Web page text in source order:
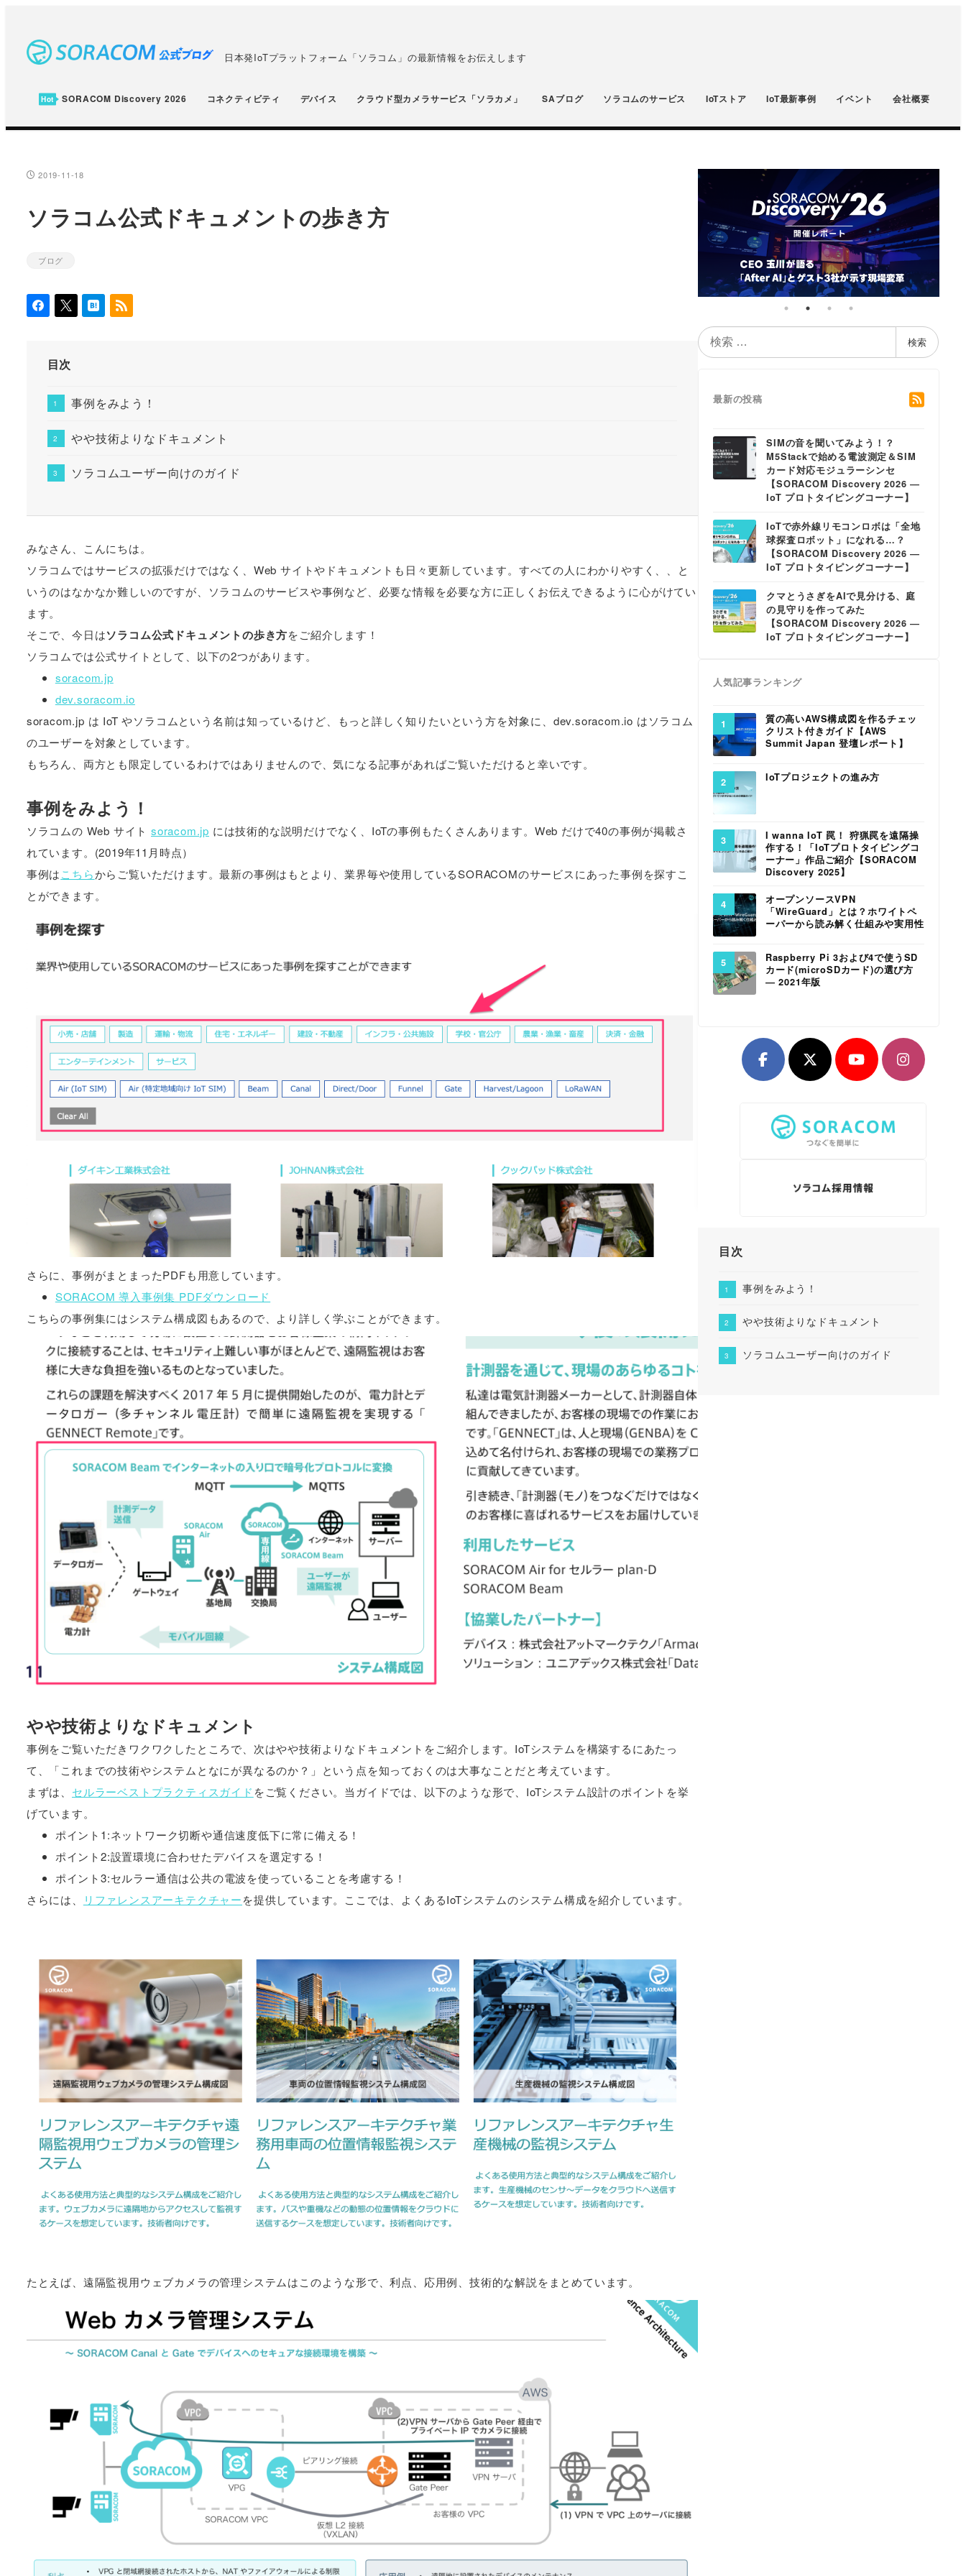
ン
日本発IoTプラットフォーム「ソラコム」の最新情報をお伝えします
SORACOM Discovery 2026 コネクティビティ デバイス クラウド型カメラサービス「ソラカメ」 SAブログ ソラコムのサービス IoTストア IoT最新事例 イベント 会社概要
投稿日
2019-11-18
ソラコム公式ドキュメントの歩き方
カテゴリー
ブログ
目次
事例をみよう！
やや技術よりなドキュメント
ソラコムユーザー向けのガイド
みなさん、こんにちは。
ソラコムではサービスの拡張だけではなく、Web サイトやドキュメントも日々更新しています。すべての人にわかりやすく、、と
いうのはなかなか難しいのですが、ソラコムのサービスや事例など、必要な情報を必要な方に正しくお伝えできるように心がけてい
ます。
そこで、今日はソラコム公式ドキュメントの歩き方をご紹介します！
ソラコムでは公式サイトとして、以下の2つがあります。
soracom.jp
dev.soracom.io
soracom.jp は IoT やソラコムという名前は知っているけど、もっと詳しく知りたいという方を対象に、dev.soracom.io はソラコム
のユーザーを対象としています。
もちろん、両方とも限定しているわけではありませんので、気になる記事があればご覧いただけると幸いです。
事例をみよう！
ソラコムの Web サイト soracom.jp には技術的な説明だけでなく、IoTの事例もたくさんあります。Web だけで40の事例が掲載さ
れています。(2019年11月時点）
事例はこちらからご覧いただけます。最新の事例はもとより、業界毎や使用しているSORACOMのサービスにあった事例を探すこ
とができます。
さらに、事例がまとまったPDFも用意しています。
SORACOM 導入事例集 PDFダウンロード
こちらの事例集にはシステム構成図もあるので、より詳しく学ぶことができます。
やや技術よりなドキュメント
事例をご覧いただきワクワクしたところで、次はやや技術よりなドキュメントをご紹介します。IoTシステムを構築するにあたっ
て、「これまでの技術やシステムとなにが異なるのか？」という点を知っておくのは大事なことだと考えています。
まずは、 セルラーベストプラクティスガイド をご覧ください。当ガイドでは、以下のような形で、IoTシステム設計のポイントを挙
げています。
ポイント1:ネットワーク切断や通信速度低下に常に備える！
ポイント2:設置環境に合わせたデバイスを選定する！
ポイント3:セルラー通信は公共の電波を使っていることを考慮する！
さらには、
リファレンスアーキテクチャーを提供しています。ここでは、よくあるIoTシステムのシステム構成を紹介しています。
たとえば、遠隔監視用ウェブカメラの管理システムはこのような形で、利点、応用例、技術的な解説をまとめています。
検
索
検索
最新の投稿
SIMの音を聞いてみよう！？
M5Stackで始める電波測定＆SIM
カード対応モジュラーシンセ
【SORACOM Discovery 2026 ―
IoT プロトタイピングコーナー】
IoTで赤外線リモコンロボは「全地
球探査ロボット」になれる…？
【SORACOM Discovery 2026 ―
IoT プロトタイピングコーナー】
クマとうさぎをAIで見分ける、庭
の見守りを作ってみた
【SORACOM Discovery 2026 ―
IoT プロトタイピングコーナー】
人気記事ランキング
質の高いAWS構成図を作るチェッ
クリスト付きガイド【AWS
Summit Japan 登壇レポート】
IoTプロジェクトの進み方
I wanna IoT 罠！ 狩猟罠を遠隔操
作する！「IoTプロトタイピングコ
ーナー」作品ご紹介【SORACOM
Discovery 2025】
オープンソースVPN
「WireGuard」とは？ホワイトペ
ーパーから読み解く仕組みや実用性
Raspberry Pi 3および4で使うSD
カード(microSDカード)の選び方
― 2021年版
目次
事例をみよう！
やや技術よりなドキュメント
ソラコムユーザー向けのガイド